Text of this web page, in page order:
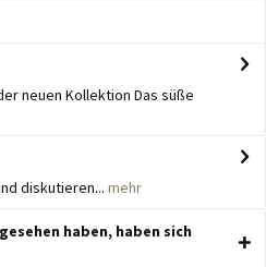
neuen Kollektion Das süße
diskutieren... mehr
haben, haben sich